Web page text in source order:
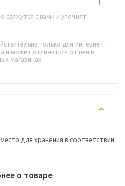
с вами и уточнят
только для интернет-
и может отличаться от цен в
магазинах
для хранения в соответствии
о товаре